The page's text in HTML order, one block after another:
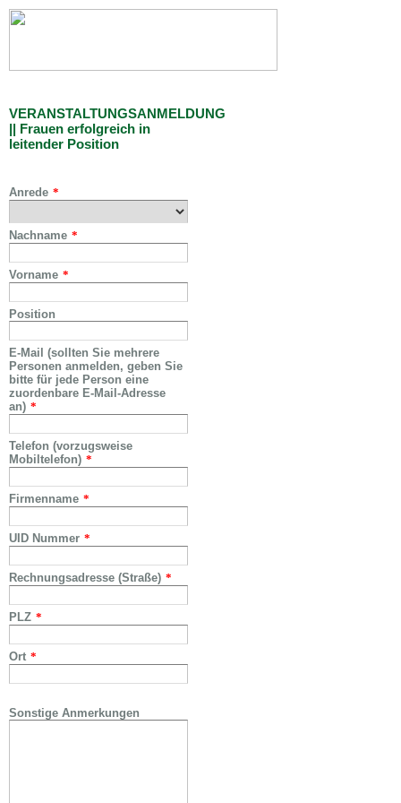
VERANSTALTUNGSANMELDUNG
|| Frauen erfolgreich in
leitender Position
Anrede *
Nachname *
Vorname *
Position
E-Mail (sollten Sie mehrere
Personen anmelden, geben Sie
bitte für jede Person eine
zuordenbare E-Mail-Adresse
an) *
Telefon (vorzugsweise
Mobiltelefon) *
Firmenname *
UID Nummer *
Rechnungsadresse (Straße) *
PLZ *
Ort *
Sonstige Anmerkungen